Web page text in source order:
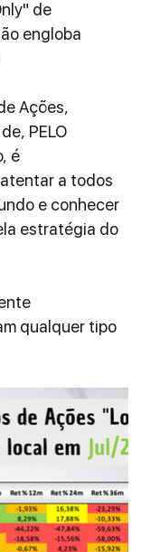
de
engloba
Ações,
PELO
é
a todos
e conhecer
estratégia do
qualquer tipo